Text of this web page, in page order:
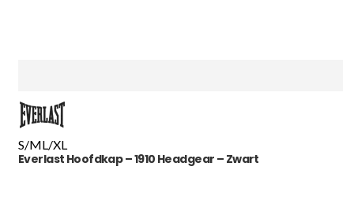
S/ML/XL
Everlast Hoofdkap – 1910 Headgear – Zwart